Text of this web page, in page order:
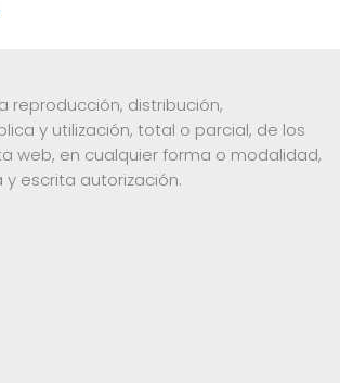
reproducción, distribución,
y utilización, total o parcial, de los
web, en cualquier forma o modalidad,
y escrita autorización.